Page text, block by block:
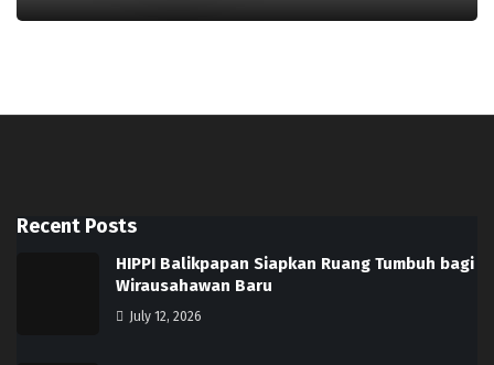
Recent Posts
HIPPI Balikpapan Siapkan Ruang Tumbuh bagi
Wirausahawan Baru
July 12, 2026